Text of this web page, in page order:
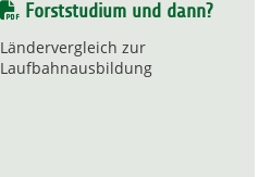
Forststudium und dann?
Ländervergleich zur
Laufbahnausbildung